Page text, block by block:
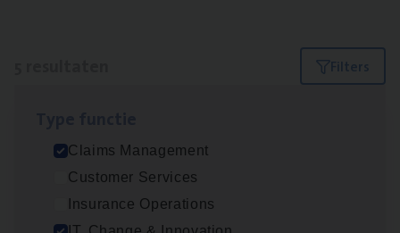
Filters
Claims Management
Customer Services
Insurance Operations
Test Ana­lyst
IT, Change & Innovation
Antwerpen